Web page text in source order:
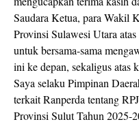
Saudara Ketua, para Wakil
Provinsi Sulawesi Utara
untuk bersama-sama
ini ke depan, sekaligus atas
Saya selaku Pimpinan
terkait Ranperda tentang
Provinsi Sulut Tahun 2025-